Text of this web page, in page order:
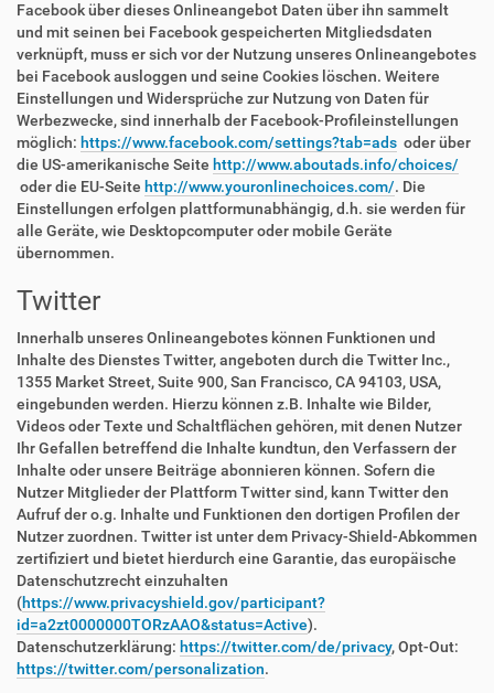
Facebook über dieses Onlineangebot Daten über ihn sammelt
und mit seinen bei Facebook gespeicherten Mitgliedsdaten
verknüpft, muss er sich vor der Nutzung unseres Onlineangebotes
bei Facebook ausloggen und seine Cookies löschen. Weitere
Einstellungen und Widersprüche zur Nutzung von Daten für
Werbezwecke, sind innerhalb der Facebook-Profileinstellungen
möglich: https://www.facebook.com/settings?tab=ads oder über
die US-amerikanische Seite http://www.aboutads.info/choices/
oder die EU-Seite http://www.youronlinechoices.com/. Die
Einstellungen erfolgen plattformunabhängig, d.h. sie werden für
alle Geräte, wie Desktopcomputer oder mobile Geräte
übernommen.
Twitter
Innerhalb unseres Onlineangebotes können Funktionen und
Inhalte des Dienstes Twitter, angeboten durch die Twitter Inc.,
1355 Market Street, Suite 900, San Francisco, CA 94103, USA,
eingebunden werden. Hierzu können z.B. Inhalte wie Bilder,
Videos oder Texte und Schaltflächen gehören, mit denen Nutzer
Ihr Gefallen betreffend die Inhalte kundtun, den Verfassern der
Inhalte oder unsere Beiträge abonnieren können. Sofern die
Nutzer Mitglieder der Plattform Twitter sind, kann Twitter den
Aufruf der o.g. Inhalte und Funktionen den dortigen Profilen der
Nutzer zuordnen. Twitter ist unter dem Privacy-Shield-Abkommen
zertifiziert und bietet hierdurch eine Garantie, das europäische
Datenschutzrecht einzuhalten
(https://www.privacyshield.gov/participant?
id=a2zt0000000TORzAAO&status=Active).
Datenschutzerklärung: https://twitter.com/de/privacy, Opt-Out:
https://twitter.com/personalization.